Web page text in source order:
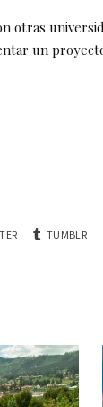
otras
un
TUMBLR